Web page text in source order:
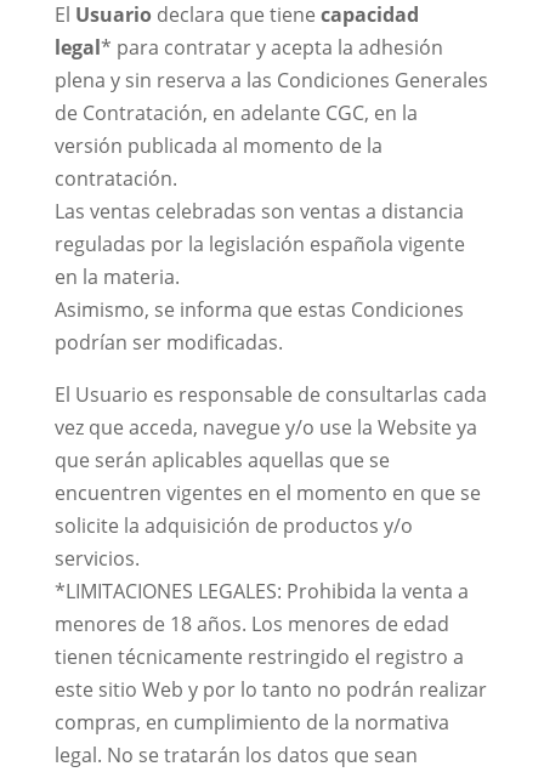
El Usuario declara que tiene capacidad
legal* para contratar y acepta la adhesión
plena y sin reserva a las Condiciones Generales
de Contratación, en adelante CGC, en la
versión publicada al momento de la
contratación.
Las ventas celebradas son ventas a distancia
reguladas por la legislación española vigente
en la materia.
Asimismo, se informa que estas Condiciones
podrían ser modificadas.
El Usuario es responsable de consultarlas cada
vez que acceda, navegue y/o use la Website ya
que serán aplicables aquellas que se
encuentren vigentes en el momento en que se
solicite la adquisición de productos y/o
servicios.
*LIMITACIONES LEGALES: Prohibida la venta a
menores de 18 años. Los menores de edad
tienen técnicamente restringido el registro a
este sitio Web y por lo tanto no podrán realizar
compras, en cumplimiento de la normativa
legal. No se tratarán los datos que sean